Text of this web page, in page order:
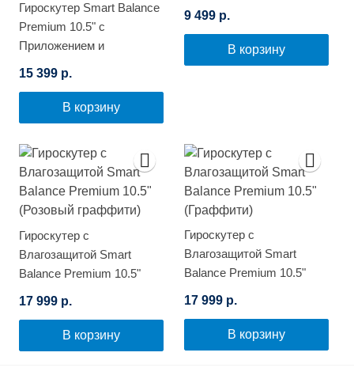
Гироскутер Smart Balance
Premium 10.5" с
Приложением и
(Синий космос)
15 399 р.
В корзину
9 499 р.
В корзину
Гироскутер с
Влагозащитой Smart
Balance Premium 10.5"
17 999 р.
В корзину
Гироскутер с
Влагозащитой Smart
Balance Premium 10.5"
17 999 р.
В корзину